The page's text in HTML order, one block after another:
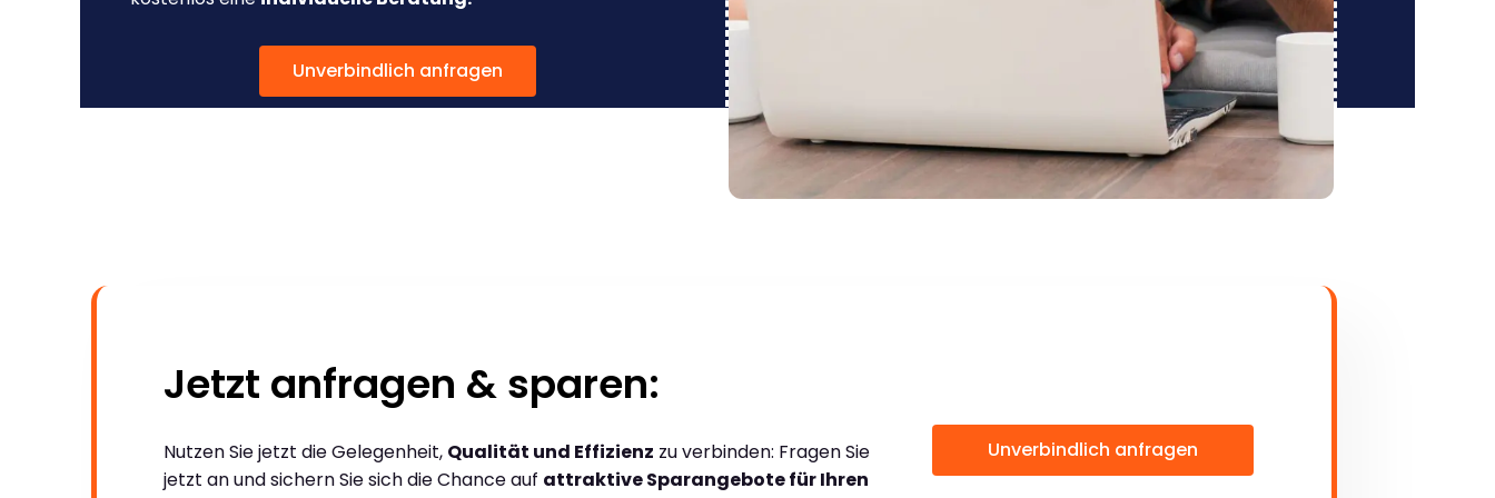
Unverbindlich anfragen
Jetzt anfragen & sparen:
Nutzen Sie jetzt die Gelegenheit, Qualität und Effizienz zu verbinden: Fragen Sie
jetzt an und sichern Sie sich die Chance auf attraktive Sparangebote für Ihren
Unverbindlich anfragen